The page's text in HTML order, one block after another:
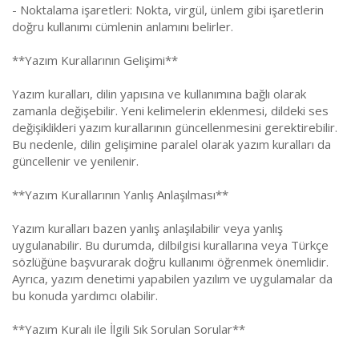
- Noktalama işaretleri: Nokta, virgül, ünlem gibi işaretlerin
doğru kullanımı cümlenin anlamını belirler.
**Yazım Kurallarının Gelişimi**
Yazım kuralları, dilin yapısına ve kullanımına bağlı olarak
zamanla değişebilir. Yeni kelimelerin eklenmesi, dildeki ses
değişiklikleri yazım kurallarının güncellenmesini gerektirebilir.
Bu nedenle, dilin gelişimine paralel olarak yazım kuralları da
güncellenir ve yenilenir.
**Yazım Kurallarının Yanlış Anlaşılması**
Yazım kuralları bazen yanlış anlaşılabilir veya yanlış
uygulanabilir. Bu durumda, dilbilgisi kurallarına veya Türkçe
sözlüğüne başvurarak doğru kullanımı öğrenmek önemlidir.
Ayrıca, yazım denetimi yapabilen yazılım ve uygulamalar da
bu konuda yardımcı olabilir.
**Yazım Kuralı ile İlgili Sık Sorulan Sorular**